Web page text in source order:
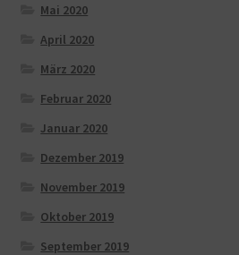
Mai 2020
April 2020
März 2020
Februar 2020
Januar 2020
Dezember 2019
November 2019
Oktober 2019
September 2019